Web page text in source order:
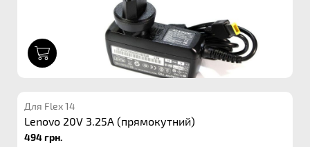
Для Flex 14
Lenovo 20V 3.25A (прямокутний)
494 грн.